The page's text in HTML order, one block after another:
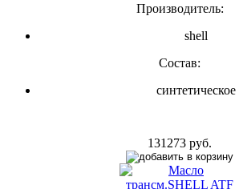
Производитель:
shell
Состав:
синтетическое
131273 руб.